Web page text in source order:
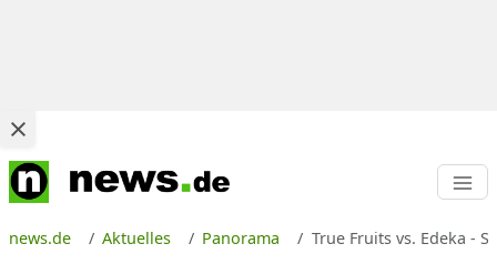
news.de Aktuelles Panorama True Fruits vs. Edeka -